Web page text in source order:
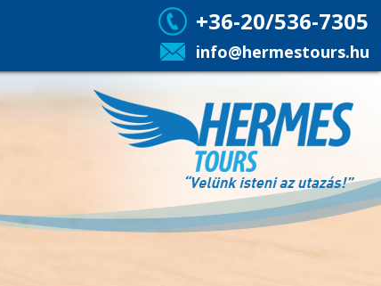
+36-20/536-7305
info@hermestours.hu